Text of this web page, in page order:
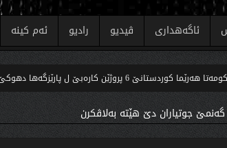
ئاگەهداری ڤیدیو رادیو ئەم کینە
ل پارێزگەها دهوکێ هنارتنه‌ قوناغا بجهئینانێ